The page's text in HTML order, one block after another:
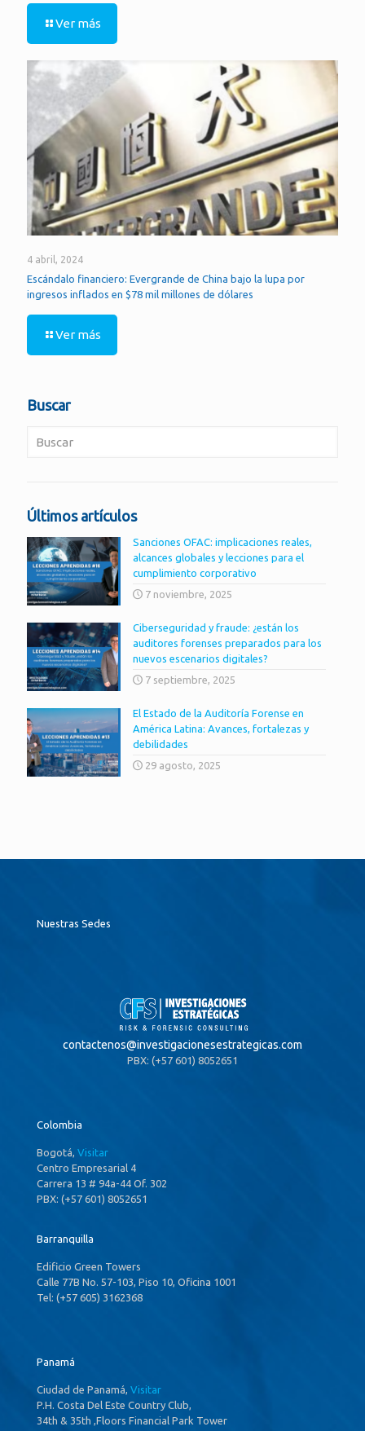
Ver más
4 abril, 2024
Escándalo financiero: Evergrande de China bajo la lupa por
ingresos inflados en $78 mil millones de dólares
Ver más
Buscar
Últimos artículos
Sanciones OFAC: implicaciones reales,
alcances globales y lecciones para el
cumplimiento corporativo
7 noviembre, 2025
Ciberseguridad y fraude: ¿están los
auditores forenses preparados para los
nuevos escenarios digitales?
7 septiembre, 2025
El Estado de la Auditoría Forense en
América Latina: Avances, fortalezas y
debilidades
29 agosto, 2025
Nuestras Sedes
contactenos@investigacionesestrategicas.com
PBX: (+57 601) 8052651
Colombia
Bogotá, Visitar
Centro Empresarial 4
Carrera 13 # 94a-44 Of. 302
PBX: (+57 601) 8052651
Barranquilla
Edificio Green Towers
Calle 77B No. 57-103, Piso 10, Oficina 1001
Tel: (+57 605) 3162368
Panamá
Ciudad de Panamá, Visitar
P.H. Costa Del Este Country Club,
34th & 35th ,Floors Financial Park Tower